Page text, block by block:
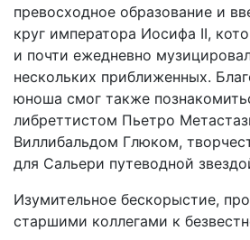
превосходное образование и
круг императора Иосифа II,
и почти ежедневно
нескольких приближенных.
юноша смог также
либреттистом Пьетро
Виллибальдом Глюком,
для Сальери путеводной
Изумительное бескорыстие,
старшими коллегами к